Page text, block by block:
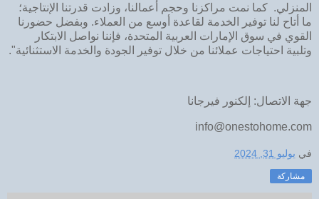
المنزلي. كما نمت مراكزنا وحجم أعمالنا، وزادت قدرتنا الإنتاجية؛
ما أتاح لنا توفير الخدمة لقاعدة أوسع من العملاء. وبفضل حضورنا
القوي في سوق الإمارات العربية المتحدة، فإننا نواصل الابتكار
وتلبية احتياجات عملائنا من خلال توفير الجودة والخدمة الاستثنائية".
جهة الاتصال: إلكنور فيرجانا
info@onestohome.com
في يوليو 31, 2024
مشاركة